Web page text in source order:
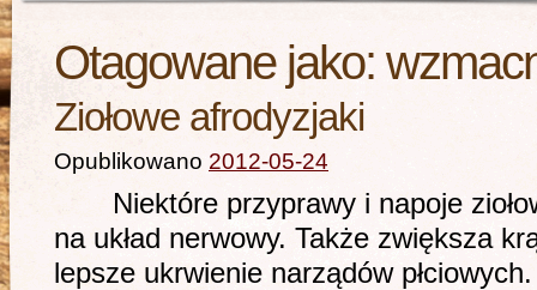
Otagowane jako:
Ziołowe afrodyzjaki
Opublikowano 2012-05-24
Niektóre przyprawy i napoje
na układ nerwowy. Także zwiększa
lepsze ukrwienie narządów